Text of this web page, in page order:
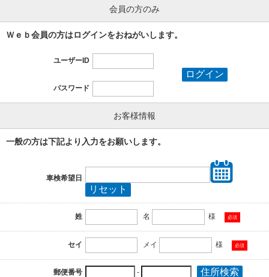
会員の方のみ
Ｗｅｂ会員の方はログインをおねがいします。
ユーザーID
パスワード
お客様情報
一般の方は下記より入力をお願いします。
車検希望日
姓 名 様 必須
セイ メイ 様 必須
郵便番号 -